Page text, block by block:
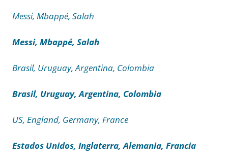
Messi, Mbappé, Salah
Messi, Mbappé, Salah
Brasil, Uruguay, Argentina, Colombia
Brasil, Uruguay, Argentina, Colombia
US, England, Germany, France
Estados Unidos, Inglaterra, Alemania, Francia